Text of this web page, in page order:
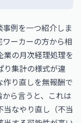
例を一つ紹介しま
ーカーの方から相
の月次経理処理を
り集計の様式が違
作り直しを無報酬で
ら言うと、これは
当なやり直し（不当